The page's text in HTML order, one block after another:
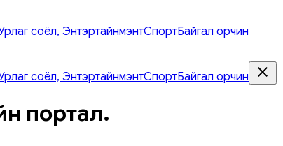
соёл, ЭнтэртайнмэнтСпортБайгал орчин
соёл, ЭнтэртайнмэнтСпортБайгал орчин
портал.